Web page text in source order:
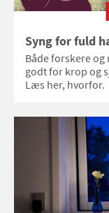
Syng for fuld
Både forskere
godt for krop og
Læs her, hvorfor.